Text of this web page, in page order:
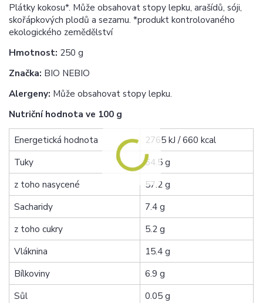
Plátky kokosu*. Může obsahovat stopy lepku, arašídů, sóji,
skořápkových plodů a sezamu. *produkt kontrolovaného
ekologického zemědělství
Hmotnost: 250 g
Značka: BIO NEBIO
Alergeny: Může obsahovat stopy lepku.
Nutriční hodnota ve 100 g
Energetická hodnota
2765 kJ / 660 kcal
Tuky
64.5 g
z toho nasycené
57.2 g
Sacharidy
7.4 g
z toho cukry
5.2 g
Vláknina
15.4 g
Bílkoviny
6.9 g
Sůl
0.05 g